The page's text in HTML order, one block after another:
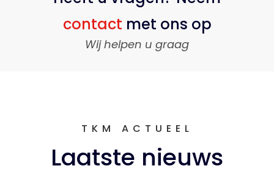
contact met ons op
Wij helpen u graag
TKM ACTUEEL
Laatste nieuws